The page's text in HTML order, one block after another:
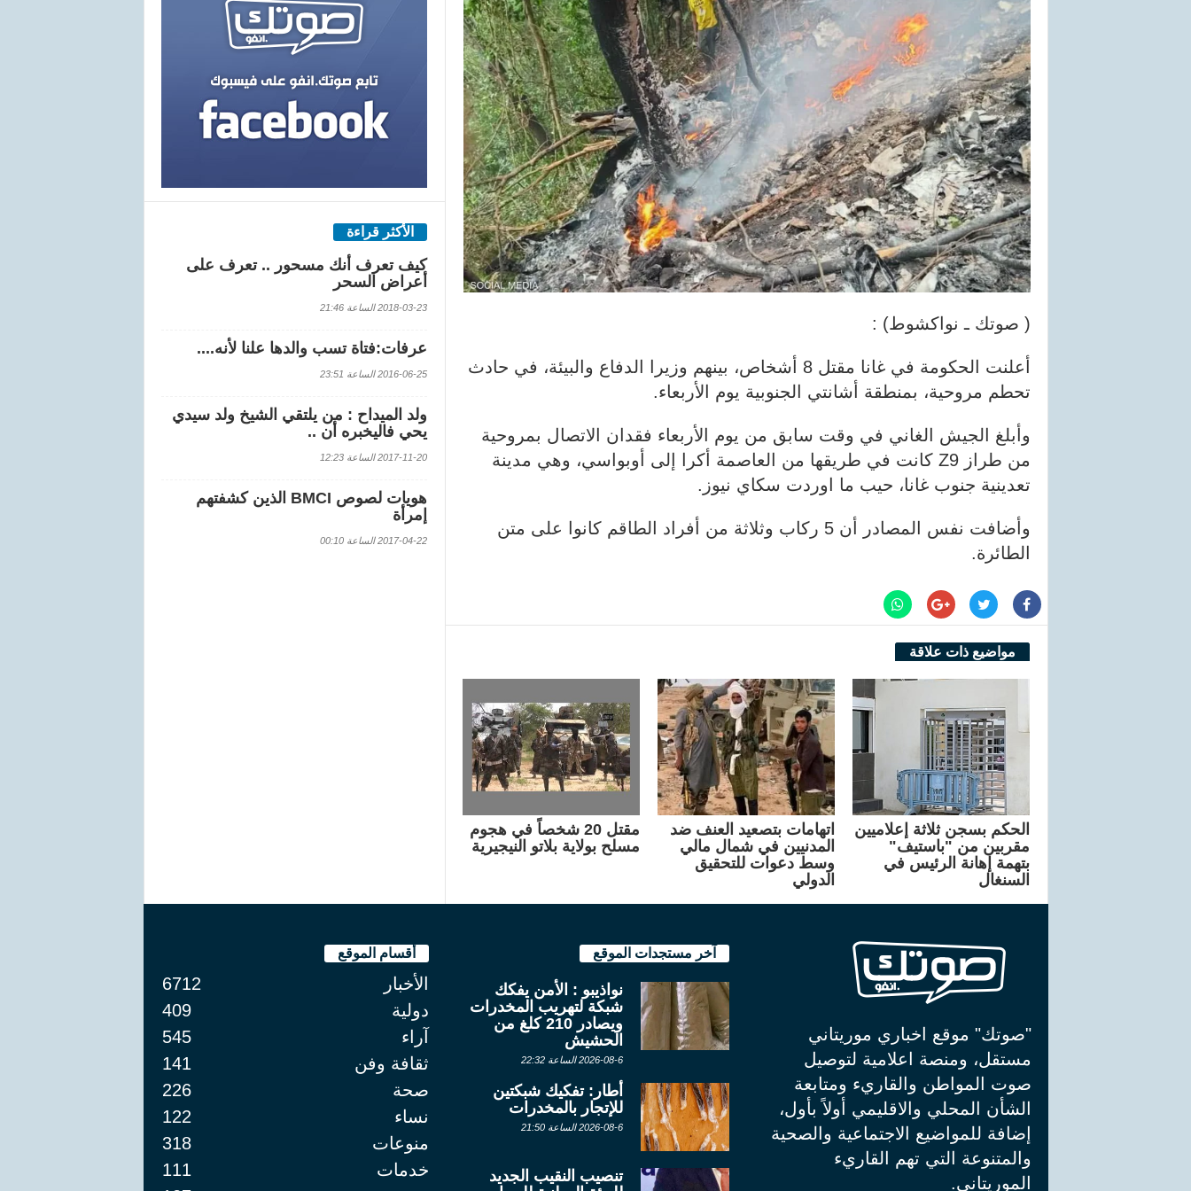
( صوتك ـ نواكشوط) :
أعلنت الحكومة في غانا مقتل 8 أشخاص، بينهم وزيرا الدفاع والبيئة، في حادث
تحطم مروحية، بمنطقة أشانتي الجنوبية يوم الأربعاء.
وأبلغ الجيش الغاني في وقت سابق من يوم الأربعاء فقدان الاتصال بمروحية
من طراز Z9 كانت في طريقها من العاصمة أكرا إلى أوبواسي، وهي مدينة
تعدينية جنوب غانا، حيب ما اوردت سكاي نيوز.
وأضافت نفس المصادر أن 5 ركاب وثلاثة من أفراد الطاقم كانوا على متن
الطائرة.
مواضيع ذات علاقة
الحكم بسجن ثلاثة إعلاميين
مقربين من "باستيف"
بتهمة إهانة الرئيس في
السنغال
اتهامات بتصعيد العنف ضد
المدنيين في شمال مالي
وسط دعوات للتحقيق
الدولي
مقتل 20 شخصاً في هجوم
مسلح بولاية بلاتو النيجيرية
الأكثر قراءة
كيف تعرف أنك مسحور .. تعرف على
أعراض السحر
2018-03-23 الساعة 21:46
عرفات:فتاة تسب والدها علنا لأنه....
2016-06-25 الساعة 23:51
ولد الميداح : من يلتقي الشيخ ولد سيدي
يحي فاليخبره أن ..
2017-11-20 الساعة 12:23
هويات لصوص BMCI الذين كشفتهم
إمرأة
2017-04-22 الساعة 00:10
"صوتك" موقع اخباري موريتاني
مستقل، ومنصة اعلامية لتوصيل
صوت المواطن والقاريء ومتابعة
الشأن المحلي والاقليمي أولاً بأول،
إضافة للمواضيع الاجتماعية والصحية
والمتنوعة التي تهم القاريء
الموريتاني.
آخر مستجدات الموقع
نواذيبو : الأمن يفكك
شبكة لتهريب المخدرات
ويصادر 210 كلغ من
الحشيش
2026-08-6 الساعة 22:32
أطار: تفكيك شبكتين
للإتجار بالمخدرات
2026-08-6 الساعة 21:50
تنصيب النقيب الجديد
أقسام الموقع
الأخبار
6712
دولية
409
آراء
545
ثقافة وفن
141
صحة
226
نساء
122
منوعات
318
خدمات
111